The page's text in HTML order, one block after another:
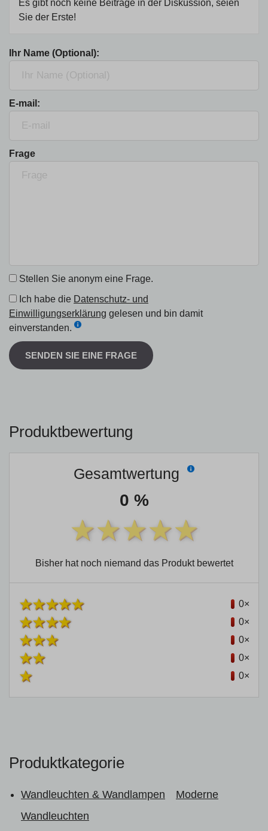
Es gibt noch keine Beiträge in der Diskussion, seien
Sie der Erste!
Ihr Name (Optional):
E-mail:
Frage
Stellen Sie anonym eine Frage.
Ich habe die Datenschutz- und
Einwilligungserklärung gelesen und bin damit
einverstanden.
SENDEN SIE EINE FRAGE
Produktbewertung
Gesamtwertung
0 %
Bisher hat noch niemand das Produkt bewertet
0×
0×
0×
0×
0×
Produktkategorie
Wandleuchten & Wandlampen
Moderne
Wandleuchten